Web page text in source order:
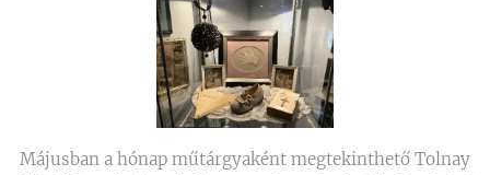
Májusban a hónap műtárgyaként megtekinthető Tolnay